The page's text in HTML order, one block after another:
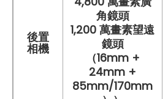
後置
相機
角鏡頭
1,200 萬畫素望遠
鏡頭
（16mm +
24mm +
85mm/170mm